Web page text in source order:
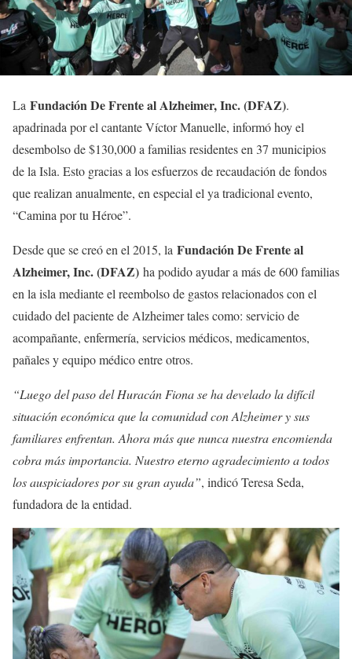
La Fundación De Frente al Alzheimer, Inc. (DFAZ).
apadrinada por el cantante Víctor Manuelle, informó hoy el
desembolso de $130,000 a familias residentes en 37 municipios
de la Isla. Esto gracias a los esfuerzos de recaudación de fondos
que realizan anualmente, en especial el ya tradicional evento,
“Camina por tu Héroe”.
Desde que se creó en el 2015, la Fundación De Frente al
Alzheimer, Inc. (DFAZ) ha podido ayudar a más de 600 familias
en la isla mediante el reembolso de gastos relacionados con el
cuidado del paciente de Alzheimer tales como: servicio de
acompañante, enfermería, servicios médicos, medicamentos,
pañales y equipo médico entre otros.
“Luego del paso del Huracán Fiona se ha develado la difícil
situación económica que la comunidad con Alzheimer y sus
familiares enfrentan. Ahora más que nunca nuestra encomienda
cobra más importancia. Nuestro eterno agradecimiento a todos
los auspiciadores por su gran ayuda”, indicó Teresa Seda,
fundadora de la entidad.